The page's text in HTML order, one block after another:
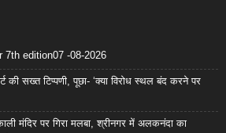
7th edition07 -08-2026
की सख्त टिप्पणी, पूछा- ‘क्या विरोध स्थल बंद करने पर
काली मंदिर पर गिरा मलबा, श्रीनगर में अलकनंदा का